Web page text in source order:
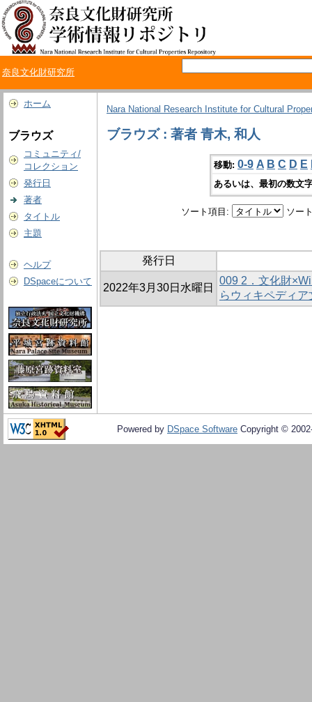
奈良文化財研究所
ホーム
ブラウズ
コミュニティ/
コレクション
発行日
著者
タイトル
主題
ヘルプ
DSpaceについて
Nara National Research Institute for Cultural
ブラウズ : 著者 青木, 和人
移動: 0-9 A B C D E
あるいは、最初の数文
ソート項目: ソー
発行日
2022年3月30日水曜日
009 2．文化財
らウィキペディア
Powered by DSpace Software Copyright ©